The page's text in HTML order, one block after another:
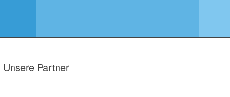
Unsere Partner